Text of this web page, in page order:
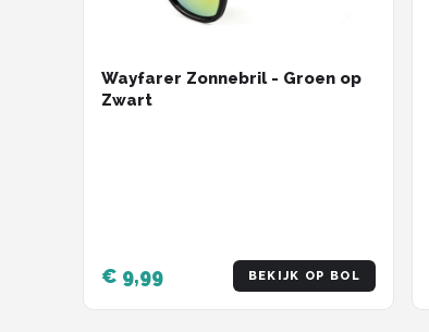
Wayfarer Zonnebril - Groen op
Zwart
€ 9,99 BEKIJK OP BOL